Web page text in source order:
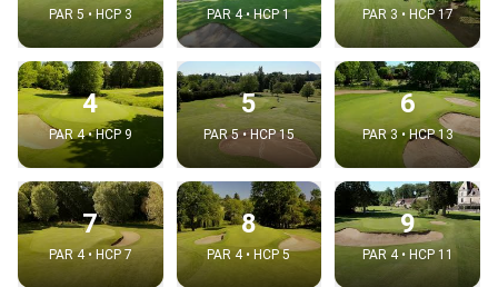
PAR 5 • HCP 3 PAR 4 • HCP 1 PAR 3 • HCP 17
4
PAR 4 • HCP 9
5
PAR 5 • HCP 15
6
PAR 3 • HCP 13
7
PAR 4 • HCP 7
8
PAR 4 • HCP 5
9
PAR 4 • HCP 11